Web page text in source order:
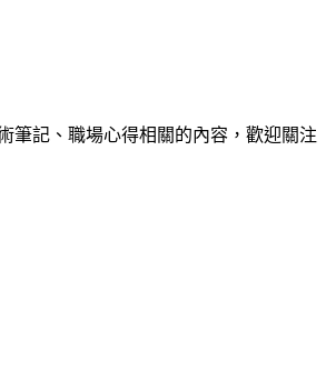
筆記、職場心得相關的內容，歡迎關注